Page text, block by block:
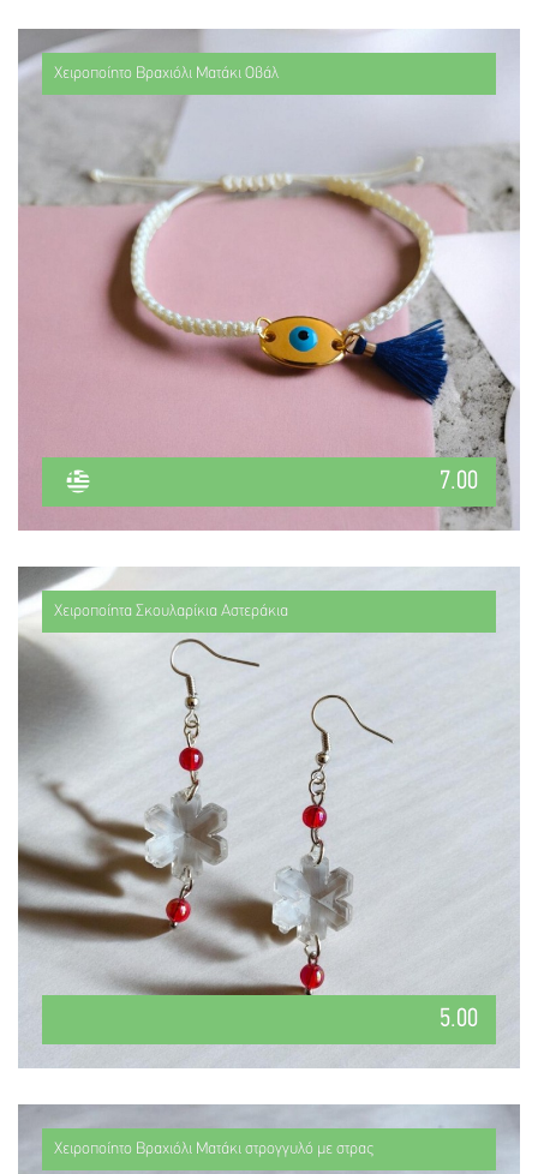
Χειροποίητο Βραχιόλι Ματάκι Οβάλ
7.00
Χειροποίητα Σκουλαρίκια Αστεράκια
5.00
Χειροποίητο Βραχιόλι Ματάκι στρογγυλό με στρας